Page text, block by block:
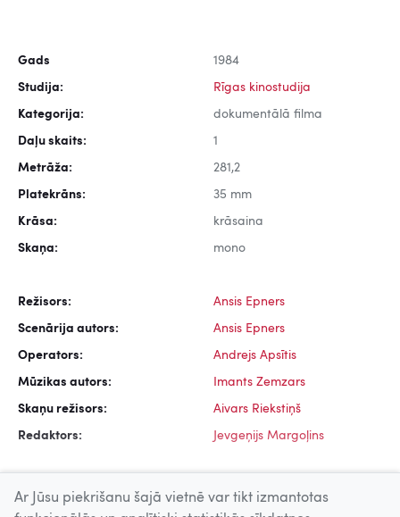
Gads 1984
Studija: Rīgas kinostudija
Kategorija: dokumentālā filma
Daļu skaits: 1
Metrāža: 281,2
Platekrāns: 35 mm
Krāsa: krāsaina
Skaņa: mono
Režisors: Ansis Epners
Scenārija autors: Ansis Epners
Operators: Andrejs Apsītis
Mūzikas autors: Imants Zemzars
Skaņu režisors: Aivars Riekstiņš
Redaktors: Jevgeņijs Margoļins
Ar Jūsu piekrišanu šajā vietnē var tikt izmantotas